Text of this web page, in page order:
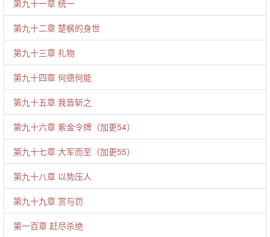
第九十一章 统一
第九十二章 楚枫的身世
第九十三章 礼物
第九十四章 何德何能
第九十五章 我皆斩之
第九十六章 紫金令牌（加更54）
第九十七章 大军而至（加更55）
第九十八章 以势压人
第九十九章 赏与罚
第一百章 赶尽杀绝